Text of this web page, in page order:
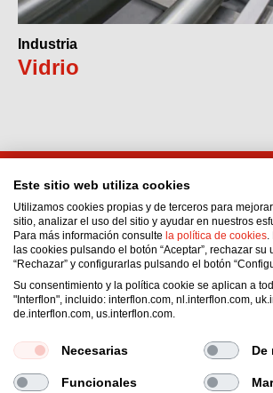
Industria
Vidrio
Calle Joaquin Capello No. 194
San Martin de Porres
Municipalidad Metropolitana de Lima
Perú
Email: administracionperu1@interflon.com
Condiciones generales de venta
Este sitio web utiliza cookies
Utilizamos cookies propias y de terceros para
sitio, analizar el uso del sitio y ayudar en nuestros
Para más información consulte la política de cookies.
las cookies pulsando el botón “Aceptar”, rechazar
“Rechazar” y configurarlas pulsando el botón
Su consentimiento y la política cookie se aplican a
"Interflon", incluido: interflon.com, nl.interflon.com,
de.interflon.com, us.interflon.com.
Necesarias De
Funcionales